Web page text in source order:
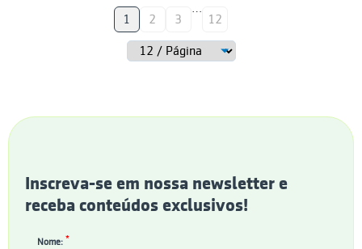
1 2 3
…
12
Inscreva-se em nossa newsletter e
receba conteúdos exclusivos!
Nome: *